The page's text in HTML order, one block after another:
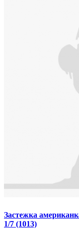
Застежка
1/7 (1013)